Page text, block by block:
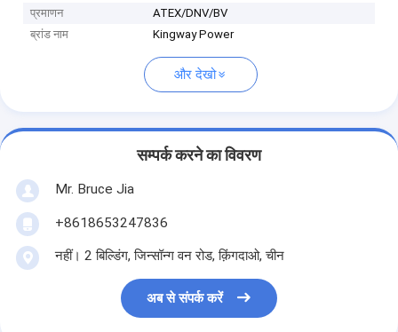
प्रमाणन
ATEX/DNV/BV
ब्रांड नाम
Kingway Power
और देखो
सम्पर्क करने का विवरण
Mr. Bruce Jia
+8618653247836
नहीं। 2 बिल्डिंग, जिन्सॉन्ग वन रोड, क़िंगदाओ, चीन
अब से संपर्क करें